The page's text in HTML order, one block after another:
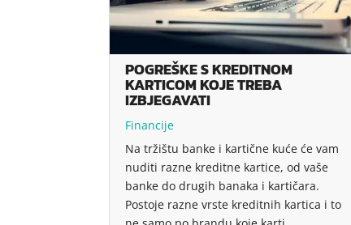
POGREŠKE S KREDITNOM
KARTICOM KOJE TREBA
IZBJEGAVATI
Financije
Na tržištu banke i kartične kuće će vam
nuditi razne kreditne kartice, od vaše
banke do drugih banaka i kartičara.
Postoje razne vrste kreditnih kartica i to